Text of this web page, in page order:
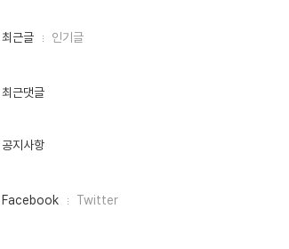
최
인
최근글 인기글
최근댓글
공지사항
페
Facebook Twitter